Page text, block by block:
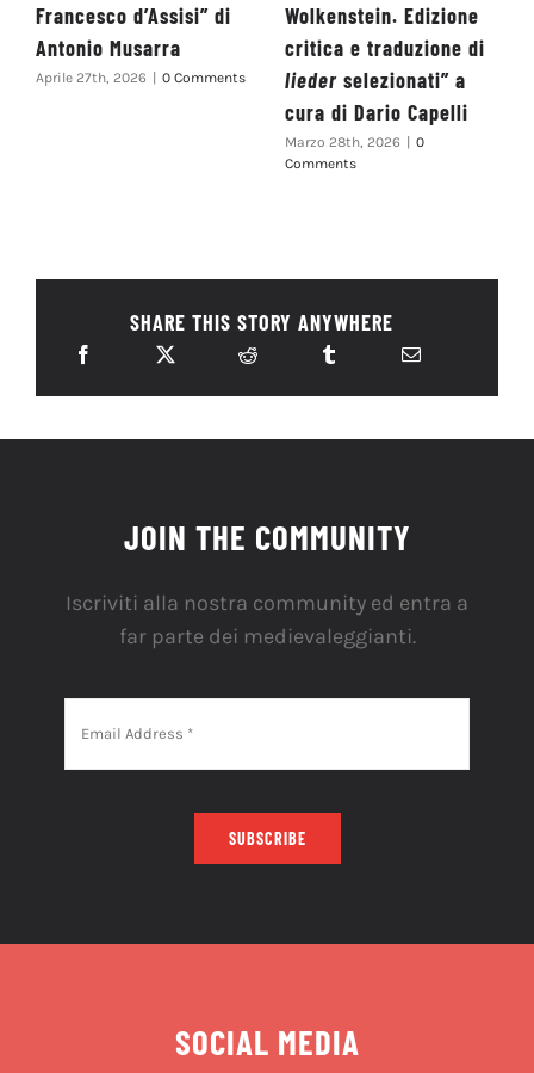
Francesco d’Assisi” di
Antonio Musarra
Aprile 27th, 2026 0 Comments
Wolkenstein. Edizione
critica e traduzione di
liederselezionati” a
cura di Dario Capelli
Marzo 28th, 2026
0
Comments
SHARE THIS STORY ANYWHERE
JOIN THE COMMUNITY
Iscriviti alla nostra community ed entra a
far parte dei medievaleggianti.
SUBSCRIBE
SOCIAL MEDIA